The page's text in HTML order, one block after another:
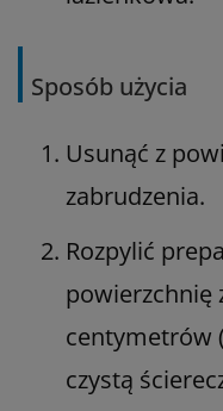
Sposób użycia
Usunąć z
zabrudzenia.
Rozpylić
powierzchnię
centymetrów
czystą